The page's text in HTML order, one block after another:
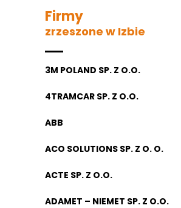
Firmy
zrzeszone w Izbie
3M POLAND SP. Z O.O.
4TRAMCAR SP. Z O.O.
ABB
ACO SOLUTIONS SP. Z O. O.
ACTE SP. Z O.O.
ADAMET – NIEMET SP. Z O.O.